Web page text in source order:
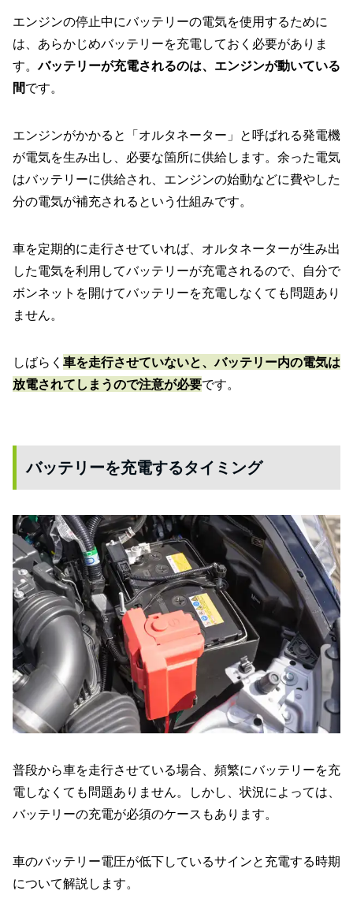
エンジンの停止中にバッテリーの電気を使用するために
は、あらかじめバッテリーを充電しておく必要がありま
す。バッテリーが充電されるのは、エンジンが動いている
間です。
エンジンがかかると「オルタネーター」と呼ばれる発電機
が電気を生み出し、必要な箇所に供給します。余った電気
はバッテリーに供給され、エンジンの始動などに費やした
分の電気が補充されるという仕組みです。
車を定期的に走行させていれば、オルタネーターが生み出
した電気を利用してバッテリーが充電されるので、自分で
ボンネットを開けてバッテリーを充電しなくても問題あり
ません。
しばらく 車を走行させていないと、バッテリー内の電気は
放電されてしまうので注意が必要です。
バッテリーを充電するタイミング
普段から車を走行させている場合、頻繁にバッテリーを充
電しなくても問題ありません。しかし、状況によっては、
バッテリーの充電が必須のケースもあります。
車のバッテリー電圧が低下しているサインと充電する時期
について解説します。